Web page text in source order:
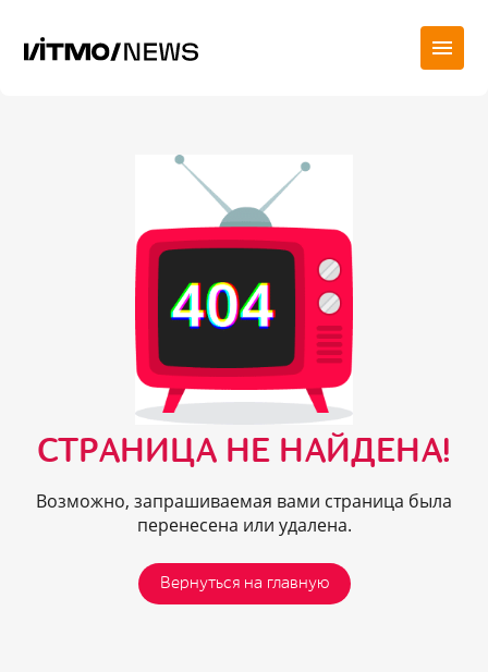
СТРАНИЦА НЕ НАЙДЕНА!
Возможно, запрашиваемая вами страница была
перенесена или удалена.
Вернуться на главную